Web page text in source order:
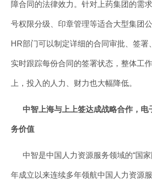
障合同的法律效力。针对上药集团的需
号权限分级、印章管理等适合大型集团
HR部门可以制定详细的合同审批、签署
实时跟踪每份合同的签署状态，整体工
上，投入的人力、财力也大幅降低。
中智上海与上上签达成战略合作，电
务价值
中智是中国人力资源服务领域的“国
年成立以来连续多年领航中国人力资源